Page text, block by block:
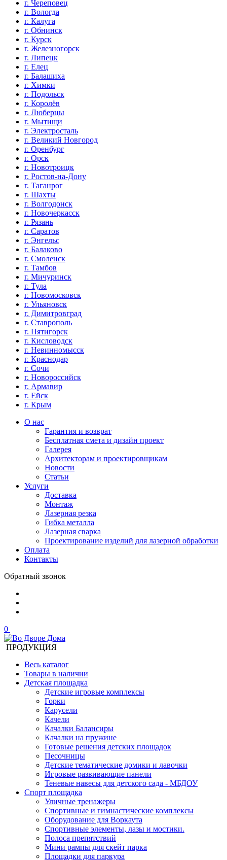
г. Череповец
г. Вологда
г. Калуга
г. Обнинск
г. Курск
г. Железногорск
г. Липецк
г. Елец
г. Балашиха
г. Химки
г. Подольск
г. Королёв
г. Люберцы
г. Мытищи
г. Электросталь
г. Великий Новгород
г. Оренбург
г. Орск
г. Новотроицк
г. Ростов-на-Дону
г. Таганрог
г. Шахты
г. Волгодонск
г. Новочеркасск
г. Рязань
г. Саратов
г. Энгельс
г. Балаково
г. Смоленск
г. Тамбов
г. Мичуринск
г. Тула
г. Новомосковск
г. Ульяновск
г. Димитровград
г. Ставрополь
г. Пятигорск
г. Кисловодск
г. Невинномысск
г. Краснодар
г. Сочи
г. Новороссийск
г. Армавир
г. Ейск
г. Крым
О нас
Гарантия и возврат
Бесплатная смета и дизайн проект
Галерея
Архитекторам и проектировщикам
Новости
Статьи
Услуги
Доставка
Монтаж
Лазерная резка
Гибка металла
Лазерная сварка
Проектирование изделий для лазерной обработки
Оплата
Контакты
Обратный звонок
0
ПРОДУКЦИЯ
Весь каталог
Товары в наличии
Детская площадка
Детские игровые комплексы
Горки
Карусели
Качели
Качалки Балансиры
Качалки на пружине
Готовые решения детских площадок
Песочницы
Детские тематические домики и лавочки
Игровые развивающие панели
Теневые навесы для детского сада - МБДОУ
Спорт площадка
Уличные тренажеры
Спортивные и гимнастические комплексы
Оборудование для Воркаута
Спортивные элементы, лазы и мостики.
Полоса препятствий
Мини рампы для скейт парка
Площадки для паркура